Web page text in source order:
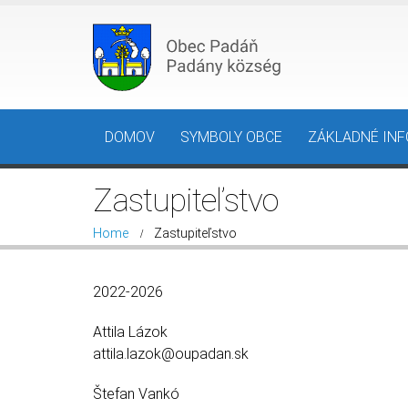
DOMOV SYMBOLY OBCE ZÁKLADNÉ
Zastupiteľstvo
Home Zastupiteľstvo
2022-2026
Attila Lázok
attila.lazok@oupadan.sk
Štefan Vankó